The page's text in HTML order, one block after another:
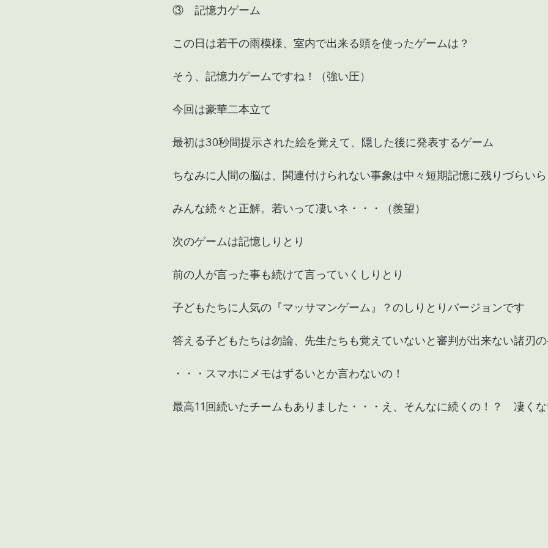
③　記憶力ゲーム
この日は若干の雨模様、室内で出来る頭を使ったゲームは？
そう、記憶力ゲームですね！（強い圧）
今回は豪華二本立て
最初は30秒間提示された絵を覚えて、隠した後に発表するゲーム
ちなみに人間の脳は、関連付けられない事象は中々短期記憶に残りづらい
みんな続々と正解。若いって凄いネ・・・（羨望）
次のゲームは記憶しりとり
前の人が言った事も続けて言っていくしりとり
子どもたちに人気の『マッサマンゲーム』？のしりとりバージョンです
答える子どもたちは勿論、先生たちも覚えていないと審判が出来ない諸刃
・・・スマホにメモはずるいとか言わないの！
最高11回続いたチームもありました・・・え、そんなに続くの！？　凄く